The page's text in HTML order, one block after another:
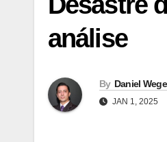
análise
By Daniel Wege
JAN 1, 2025